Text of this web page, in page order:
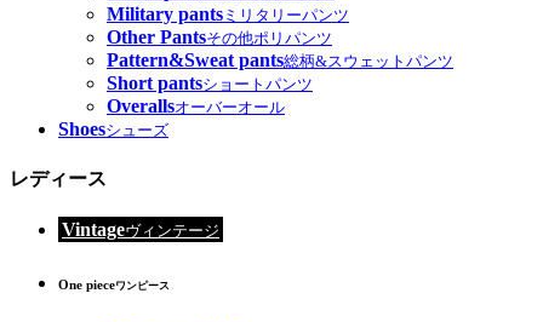
Military pants ミリタリーパンツ
Other Pantsその他ポリパンツ
Pattern&Sweat pants総柄&スウェットパンツ
Short pantsショートパンツ
Overallsオーバーオール
Shoesシューズ
レディース
Vintageヴィンテージ
One pieceワンピース